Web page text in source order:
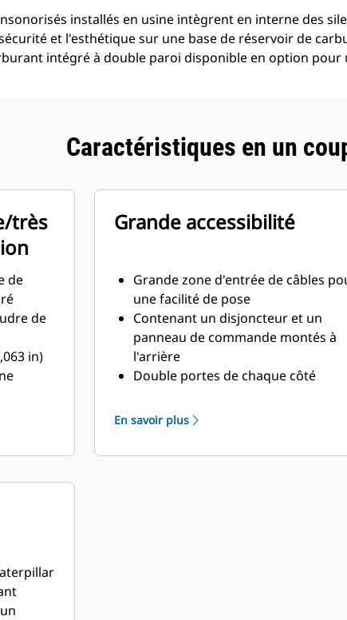
installés en usine intègrent en interne des
et l'esthétique sur une base de réservoir de
intégré à double paroi disponible en option
Caractéristiques en un
très
de
de
in)
en
Grande accessibilité
Grande zone d'entrée de câbles
une facilité de pose
Contenant un disjoncteur et un
panneau de commande montés à
l'arrière
Double portes de chaque côté
butoirs pour porte à barres solide
permettant de les garder ouvertes
avec une rotation à 135°
En savoir plus